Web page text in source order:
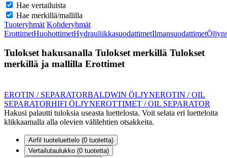
Hae vertailuista
Hae merkillä/mallilla
Tuoteryhmät Kohderyhmät
ErottimetHuohottimetHydrauliikkasuodattimetIlmansuodattimet
Tulokset hakusanalla Tulokset merkillä Tulokset
merkillä ja mallilla Erottimet
EROTIN / SEPARATORBALDWIN ÖLJYNEROTIN / OIL
SEPARATORHIFI ÖLJYNEROTTIMET / OIL SEPARATOR
Hakusi palautti tuloksia useasta luettelosta. Voit selata eri luetteloita
klikkaamalla alla olevien välilehtien otsakkeita.
Airfil tuoteluettelo (0 tuotetta)
Vertailutaulukko (0 tuotetta)